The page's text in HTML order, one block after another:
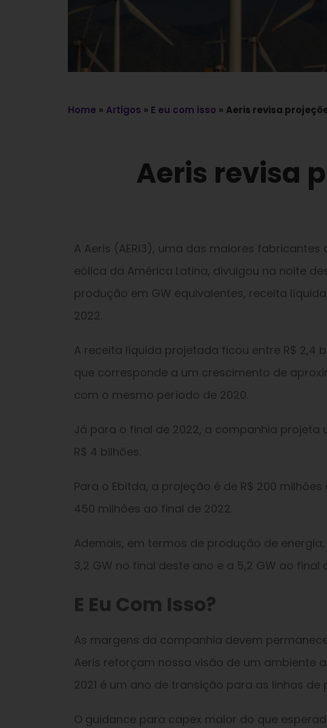
Home » Artigos » E eu com isso » Aeris revisa
Aeris revisa
A Aeris (AERI3), uma das maiores
eólica da América Latina, divulgou na noite
produção em GW equivalentes, receita
2022.
A receita líquida projetada ficou entre R$ 2,4
que corresponde a um crescimento de
com o mesmo período de 2020.
Já para o final de 2022, a companhia
R$ 4 bilhões.
Para o Ebitda, a projeção é de R$ 200
450 milhões ao final de 2022.
Ademais, em termos de produção de
3,2 GW no final deste ano e a 5,2 GW ao final
E Eu Com Isso?
As margens da companhia devem
Aeris reforçam nossa visão de um ambiente
2021 é um ano de transição para as linhas
O guidance para capex maior do que